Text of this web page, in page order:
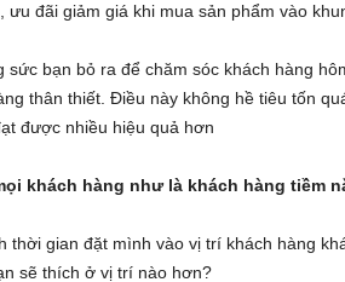
ưu đãi giảm giá khi mua sản phẩm vào
sức bạn bỏ ra để chăm sóc khách hàng
thân thiết. Điều này không hề tiêu tốn
được nhiều hiệu quả hơn
khách hàng như là khách hàng tiềm
thời gian đặt mình vào vị trí khách hàng
sẽ thích ở vị trí nào hơn?